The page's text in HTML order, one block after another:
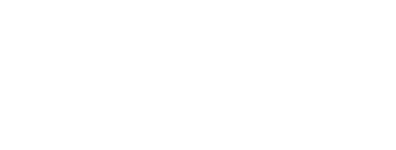
de tu donativo. Todo suma.
un poco más de esta gran